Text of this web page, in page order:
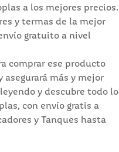
a los mejores precios.
y termas de la mejor
gratuito a nivel
comprar ese producto
asegurará más y mejor
y descubre todo lo
con envío gratis a
y Tanques hasta